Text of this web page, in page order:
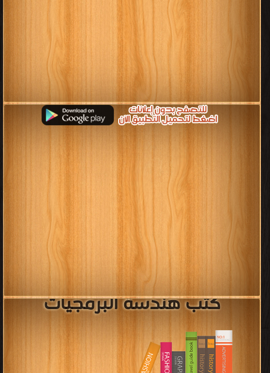
كتب هندسة البرمجيات